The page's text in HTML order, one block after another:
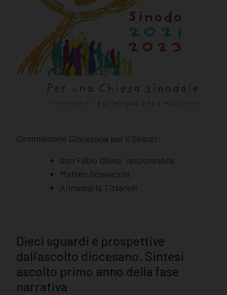
Commissione Diocesana per il Sinodo:
don Fabio Olano, responsabile
Matteo Bonvecchi
Annamaria Tittarelli
Dieci sguardi e prospettive
dall’ascolto diocesano. Sintesi
ascolto primo anno della fase
narrativa